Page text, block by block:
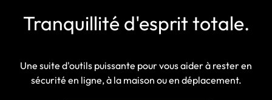
Tranquillité d'esprit totale.
Une suite d'outils puissante pour vous aider à rester en
sécurité en ligne, à la maison ou en déplacement.